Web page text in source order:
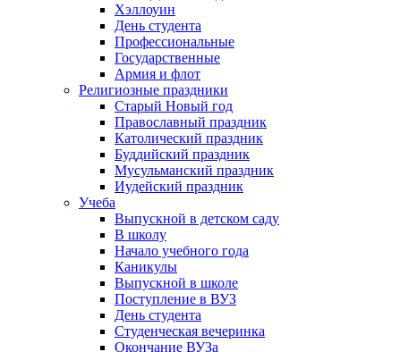
Хэллоуин
День студента
Профессиональные
Государственные
Армия и флот
Религиозные праздники
Старый Новый год
Православный праздник
Католический праздник
Буддийский праздник
Мусульманский праздник
Иудейский праздник
Учеба
Выпускной в детском саду
В школу
Начало учебного года
Каникулы
Выпускной в школе
Поступление в ВУЗ
День студента
Студенческая вечеринка
Окончание ВУЗа